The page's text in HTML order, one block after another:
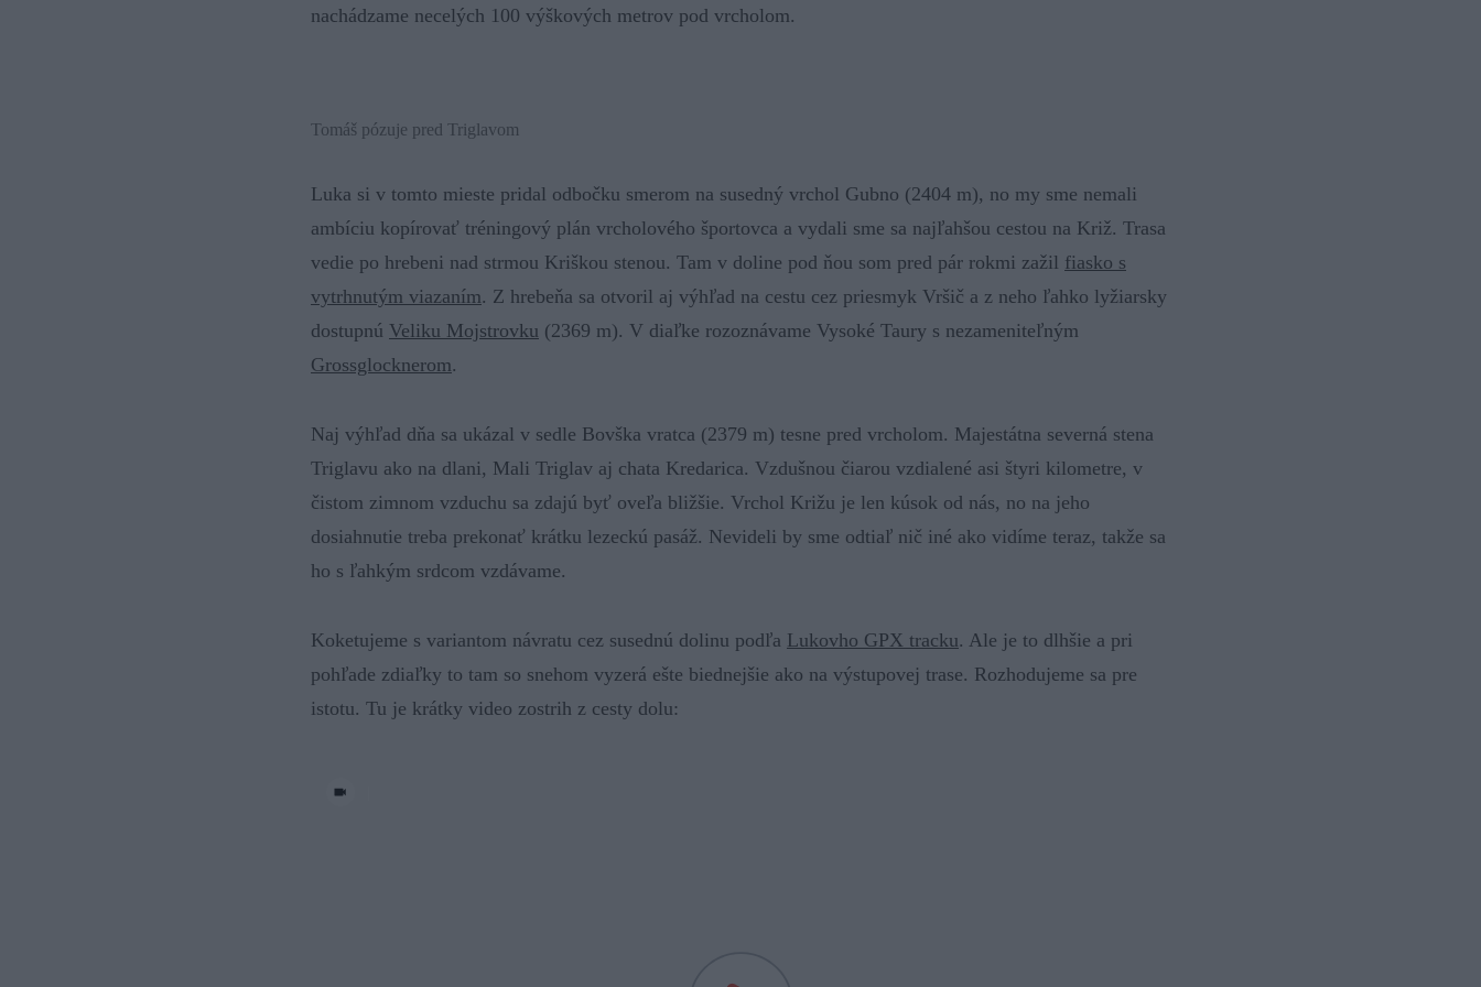
nachádzame necelých 100 výškových metrov pod vrcholom.
Tomáš pózuje pred Triglavom
Luka si v tomto mieste pridal odbočku smerom na susedný vrchol Gubno (2404 m), no my sme nemali
ambíciu kopírovať tréningový plán vrcholového športovca a vydali sme sa najľahšou cestou na Križ. Trasa
vedie po hrebeni nad strmou Kriškou stenou. Tam v doline pod ňou som pred pár rokmi zažil fiasko s
vytrhnutým viazaním. Z hrebeňa sa otvoril aj výhľad na cestu cez priesmyk Vršič a z neho ľahko lyžiarsky
dostupnú Veliku Mojstrovku (2369 m). V diaľke rozoznávame Vysoké Taury s nezameniteľným
Grossglocknerom.
Naj výhľad dňa sa ukázal v sedle Bovška vratca (2379 m) tesne pred vrcholom. Majestátna severná stena
Triglavu ako na dlani, Mali Triglav aj chata Kredarica. Vzdušnou čiarou vzdialené asi štyri kilometre, v
čistom zimnom vzduchu sa zdajú byť oveľa bližšie. Vrchol Križu je len kúsok od nás, no na jeho
dosiahnutie treba prekonať krátku lezeckú pasáž. Nevideli by sme odtiaľ nič iné ako vidíme teraz, takže sa
ho s ľahkým srdcom vzdávame.
Koketujeme s variantom návratu cez susednú dolinu podľa Lukovho GPX tracku. Ale je to dlhšie a pri
pohľade zdiaľky to tam so snehom vyzerá ešte biednejšie ako na výstupovej trase. Rozhodujeme sa pre
istotu. Tu je krátky video zostrih z cesty dolu: